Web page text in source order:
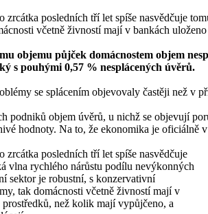
zrcátka posledních tří let spíše nasvědčuje
včetně živností mají v bankách
objemu půjček domácnostem objem
s pouhými 0,57 % nesplácených úvěrů.
se splácením objevovaly častěji než v
podniků objem úvěrů, u nichž se objevují
hodnoty. Na to, že ekonomika je oficiálně
zrcátka posledních tří let spíše nasvědčuje
vlna rychlého nárůstu podílu nevýkonných
sektor je robustní, s konzervativní
tak domácnosti včetně živností mají v
než kolik mají vypůjčeno, a